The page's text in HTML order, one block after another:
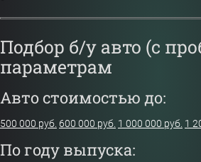
Подбор б/у авто (с
параметрам
Авто стоимостью до:
500 000 руб. 600 000 руб. 1 000 000 руб. 1
По году выпуска: